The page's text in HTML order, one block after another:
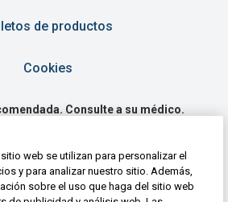
de productos
Cookies
Consulte a su médico.
México, S. de R.L. de C.V. Advil
No. 272M2004 SSA VI, Advil
No. 197M87 SSA VI, Advil
No. 265M98 SSA VI, Advil 12
web se utilizan para personalizar el
y para analizar nuestro sitio. Además,
sobre el uso que haga del sitio web